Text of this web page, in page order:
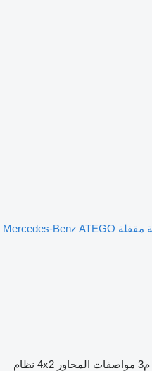
شاحنة مقفلة Mercedes-Benz ATEGO
مواصفات المحاور 4x2 نظام